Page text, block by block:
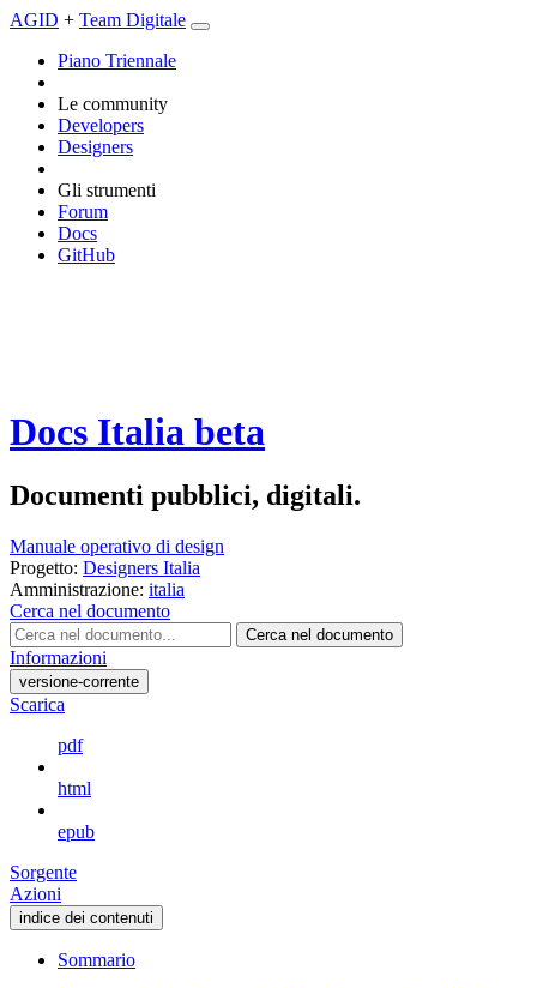
AGID + Team Digitale
Piano Triennale
Le community
Developers
Designers
Gli strumenti
Forum
Docs
GitHub
Docs Italia beta
Documenti pubblici, digitali.
Manuale operativo di design
Progetto: Designers Italia
Amministrazione: italia
Cerca nel documento
Cerca nel documento
Informazioni
versione-corrente
Scarica
pdf
html
epub
Sorgente
Azioni
indice dei contenuti
Sommario